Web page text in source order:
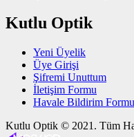
Kutlu Optik
Yeni Üyelik
Üye Girişi
Şifremi Unuttum
İletişim Formu
Havale Bildirim Formu
Kutlu Optik © 2021. Tüm